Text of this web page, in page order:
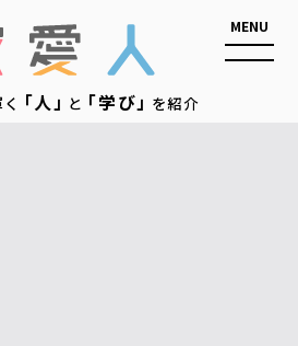
「人」と「学び」を紹介